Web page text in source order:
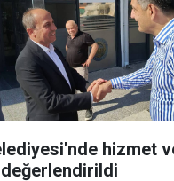
hizmet
değerlendirildi